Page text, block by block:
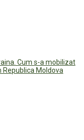
Cum s-a mobilizat
Moldova